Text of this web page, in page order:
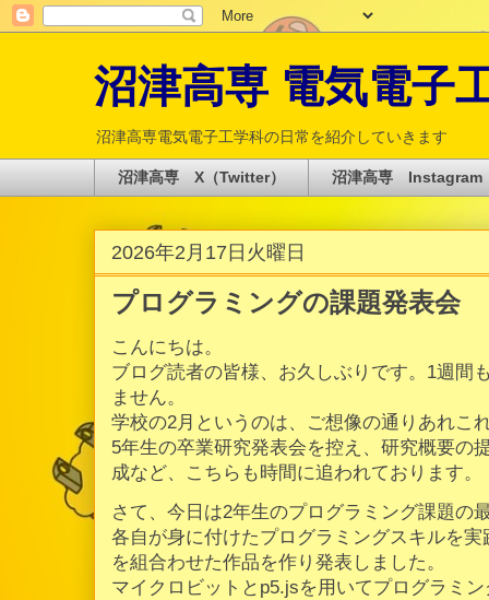
沼津高専 電気電子
沼津高専電気電子工学科の日常を紹介していきます
沼津高専 X（Twitter） 沼津高専 Instagram
2026年2月17日火曜日
プログラミングの課題発表会
こんにちは。
ブログ読者の皆様、お久しぶりです。1週間
ません。
学校の2月というのは、ご想像の通りあれこ
5年生の卒業研究発表会を控え、研究概要の
成など、こちらも時間に追われております。
さて、今日は2年生のプログラミング課題の
各自が身に付けたプログラミングスキルを
を組合わせた作品を作り発表しました。
マイクロビットとp5.jsを用いてプログラミ